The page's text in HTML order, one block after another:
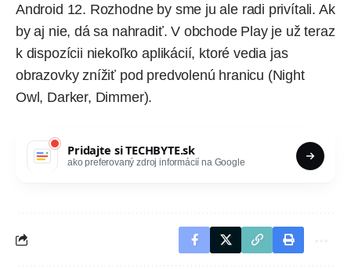
Android 12. Rozhodne by sme ju ale radi privítali. Ak
by aj nie, dá sa nahradiť. V obchode Play je už teraz
k dispozícii niekoľko aplikácií, ktoré vedia jas
obrazovky znížiť pod predvolenú hranicu (Night
Owl, Darker, Dimmer).
Pridajte siTECHBYTE.sk
ako preferovaný zdroj informácií na Google